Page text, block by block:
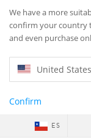
We have a more
confirm your country
and even purchase
United
Confirm
ES